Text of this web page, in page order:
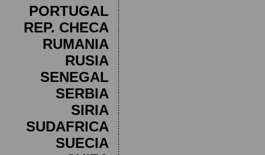
PORTUGAL
REP. CHECA
RUMANIA
RUSIA
SENEGAL
SERBIA
SIRIA
SUDAFRICA
SUECIA